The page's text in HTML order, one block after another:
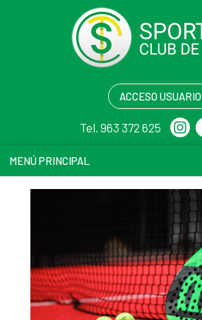
ACCESO USUARIO
Tel. 963 372 625
MENÚ PRINCIPAL